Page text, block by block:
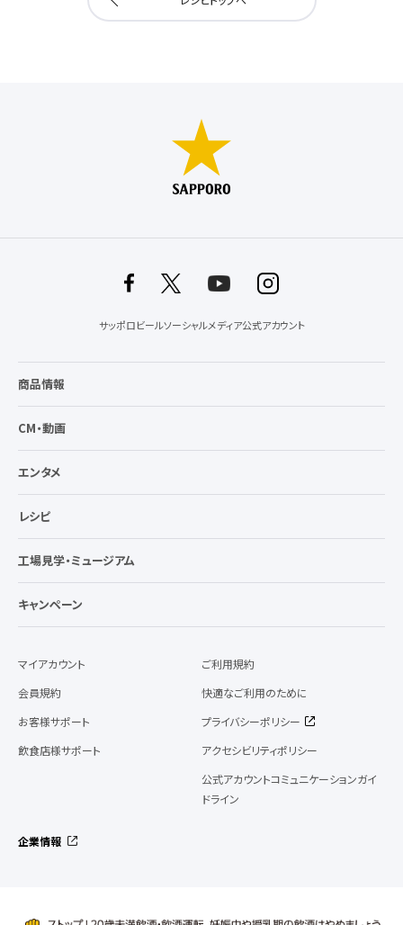
サッポロビールソーシャルメディア公式アカウント
商品情報
CM・動画
エンタメ
レシピ
工場見学・ミュージアム
キャンペーン
マイアカウント
会員規約
お客様サポート
飲食店様サポート
ご利用規約
快適なご利用のために
プライバシーポリシー
アクセシビリティポリシー
公式アカウントコミュニケーションガイ
ドライン
企業情報